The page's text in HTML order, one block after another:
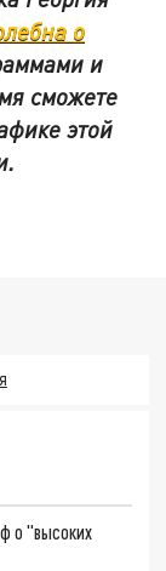
о
и
сможете
этой
о "высоких